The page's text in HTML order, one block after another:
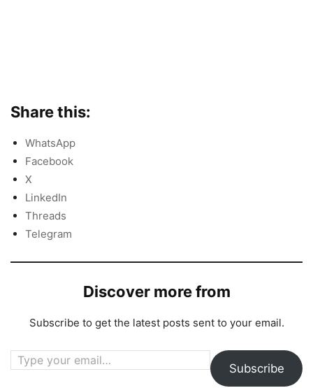
Share this:
WhatsApp
Facebook
X
LinkedIn
Threads
Telegram
Discover more from
Subscribe to get the latest posts sent to your email.
Type your email…
Subscribe